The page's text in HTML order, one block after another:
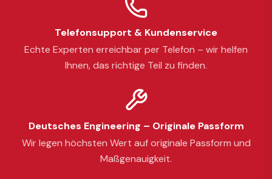
Telefonsupport & Kundenservice
Echte Experten erreichbar per Telefon – wir helfen
Ihnen, das richtige Teil zu finden.
Deutsches Engineering – Originale Passform
Wir legen höchsten Wert auf originale Passform und
Maßgenauigkeit.